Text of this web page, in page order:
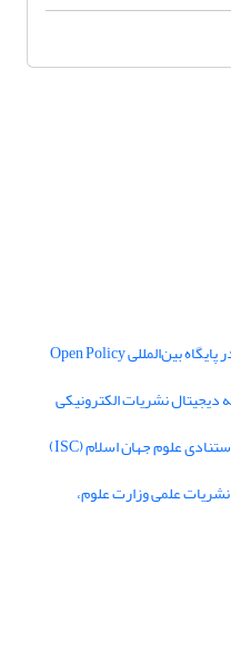
نمایه شدن نشریه فلسفه و کلام اسلامی در پایگاه بین‌المللی Open Policy
دیجیتال نشریات الکترونیکی
علمی وزارت علوم،